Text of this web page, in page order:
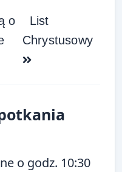
o
List
Chrystusowy
o godz. 10:30